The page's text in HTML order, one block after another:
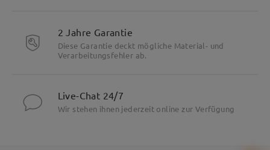
2 Jahre Garantie
Diese Garantie deckt mögliche Material- und
Verarbeitungsfehler ab.
Live-Chat 24/7
Wir stehen ihnen jederzeit online zur Verfügung